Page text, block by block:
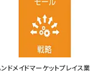
ドメイドマーケットプレイス業